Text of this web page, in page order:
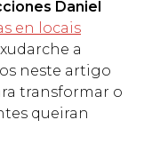
Daniel
en locais
a
neste artigo
transformar o
queiran